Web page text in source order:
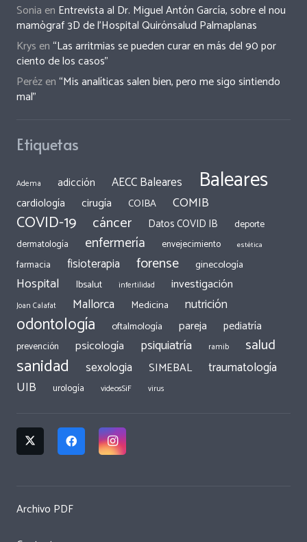
Sonia en Entrevista al Dr. Miguel Antón García, sobre el nou
mamògraf 3D de l’Hospital Quirónsalud Palmaplanas
Krys en“Las arritmias se pueden curar en más del 90 por
ciento de los casos”
Perézen“Mis analíticas salen bien, pero me sigo sintiendo
mal”
Etiquetas
Adema adicción AECC Baleares Baleares
cardiología cirugía COIBA COMIB
COVID-19 cáncer Datos COVID IB
deporte
dermatología
enfermería envejecimiento estética
farmacia fisioterapia forense ginecología
Hospital Ibsalut infertilidad investigación
Joan Calafat Mallorca Medicina nutrición
odontología oftalmología pareja pediatría
prevención psicología psiquiatría ramib salud
sanidad sexologia SIMEBAL traumatología
UIB urología videosSiF virus
Archivo PDF